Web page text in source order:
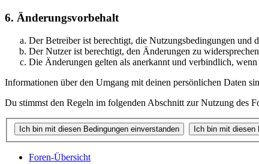
6. Änderungsvorbehalt
Der Betreiber ist berechtigt, die Nutzungsbedingungen
Der Nutzer ist berechtigt, den Änderungen zu
Die Änderungen gelten als anerkannt und verbindlich,
Informationen über den Umgang mit deinen persönlichen Daten
Du stimmst den Regeln im folgenden Abschnitt zur Nutzung des
Foren-Übersicht